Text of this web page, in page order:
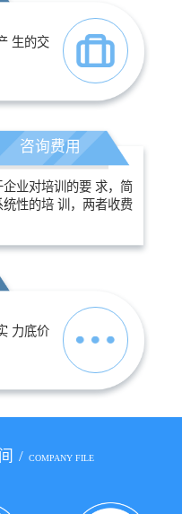
生的交
咨询费用
业对培训的要 求，简
性的培 训，两者收费
力底价
/ COMPANY FILE